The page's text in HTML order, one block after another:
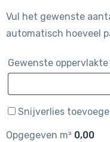
Vul het gewenste
automatisch hoeveel
Gewenste oppervlakte
Snijverlies
Opgegeven m² 0,00